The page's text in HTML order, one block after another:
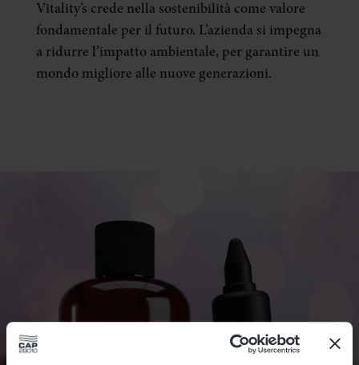
Vitality’s crede nella sostenibilità come valore
fondamentale per il futuro. L’azienda si impegna
a ridurre l’impatto ambientale, per garantire un
mondo migliore alle nuove generazioni.